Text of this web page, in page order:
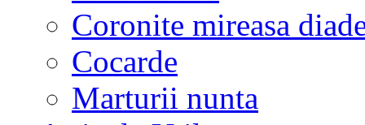
Coronite mireasa
Cocarde
Marturii nunta